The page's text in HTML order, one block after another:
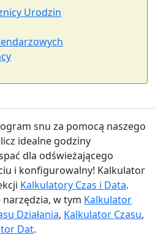
Urodzin
snu za pomocą naszego
idealne godziny
dla odświeżającego
i konfigurowalny! Kalkulator
Kalkulatory Czas i Data.
w tym Kalkulator
Działania, Kalkulator Czasu,
Dat.